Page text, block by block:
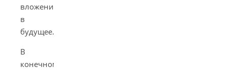
вложение
в
будущее.
В
конечном